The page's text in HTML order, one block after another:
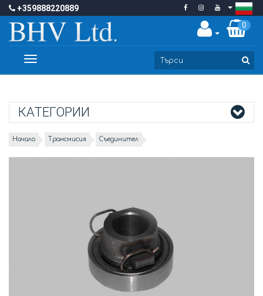
+359888220889
0
Toggle
КАТЕГОРИИ
Начало Трансмисия Съединител